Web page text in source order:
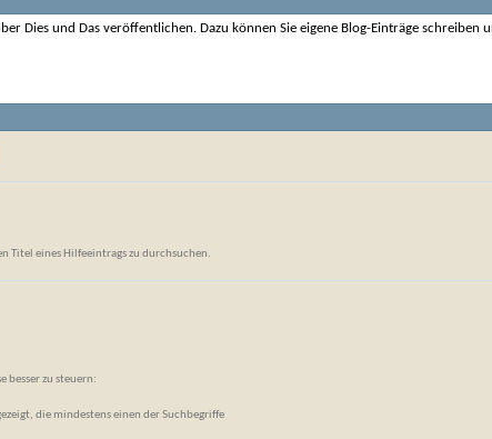
Dies und Das veröffentlichen. Dazu können Sie eigene Blog-Einträge schreiben
Titel eines Hilfeeintrags zu durchsuchen.
besser zu steuern:
die mindestens einen der Suchbegriffe